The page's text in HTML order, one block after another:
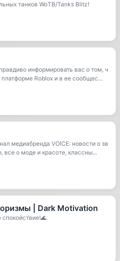
танков WoTB/Tanks Blitz!
информировать вас о том, ч
платформе Roblox и в ее сообщес...
медиабренда VOICE: новости о зв
все о моде и красоте, классны...
| Dark Motivation